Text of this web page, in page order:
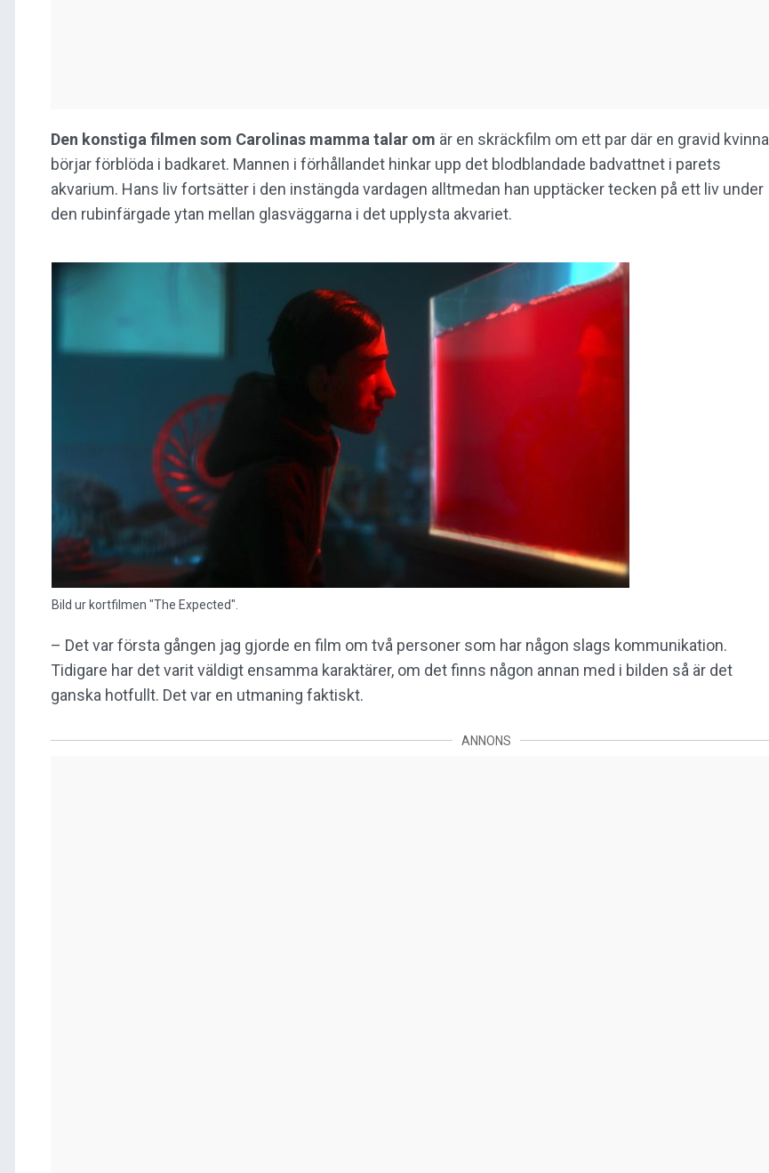
Den konstiga filmen som Carolinas mamma talar om är en skräckfilm om ett par där en gravid kvinna
börjar förblöda i badkaret. Mannen i förhållandet hinkar upp det blodblandade badvattnet i parets
akvarium. Hans liv fortsätter i den instängda vardagen alltmedan han upptäcker tecken på ett liv under
den rubinfärgade ytan mellan glasväggarna i det upplysta akvariet.
Bild ur kortfilmen "The Expected".
– Det var första gången jag gjorde en film om två personer som har någon slags kommunikation.
Tidigare har det varit väldigt ensamma karaktärer, om det finns någon annan med i bilden så är det
ganska hotfullt. Det var en utmaning faktiskt.
ANNONS